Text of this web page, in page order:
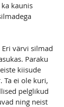
kaunis
värvi silmad
Paraku
kiisude
Ta ei ole kuri,
pelglikud
ning neist